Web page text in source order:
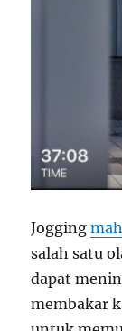
Jogging
salah satu
dapat
membakar